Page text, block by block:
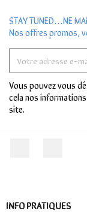
STAY TUNED…NE
Nos offres promos,
Vous pouvez vous
cela nos
site.
INFO PRATIQUES